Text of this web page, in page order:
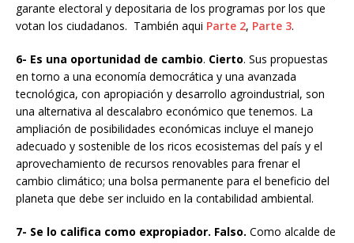
garante electoral y depositaria de los programas por los que
votan los ciudadanos. También aqui Parte 2, Parte 3.
6- Es una oportunidad de cambio. Cierto. Sus propuestas
en torno a una economía democrática y una avanzada
tecnológica, con apropiación y desarrollo agroindustrial, son
una alternativa al descalabro económico que tenemos. La
ampliación de posibilidades económicas incluye el manejo
adecuado y sostenible de los ricos ecosistemas del país y el
aprovechamiento de recursos renovables para frenar el
cambio climático; una bolsa permanente para el beneficio del
planeta que debe ser incluido en la contabilidad ambiental.
7- Se lo califica como expropiador. Falso. Como alcalde de